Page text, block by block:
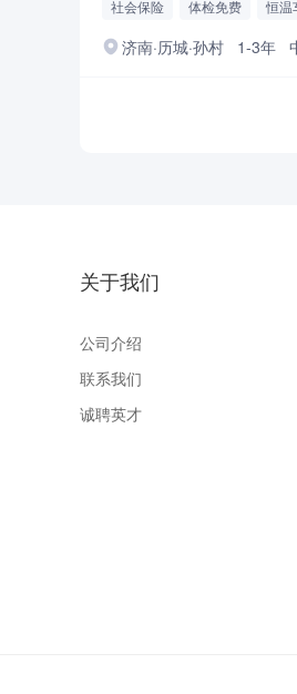
社会保险 体检免费 恒温
济南·历城·孙村 1-3年
关于我们
公司介绍
联系我们
诚聘英才